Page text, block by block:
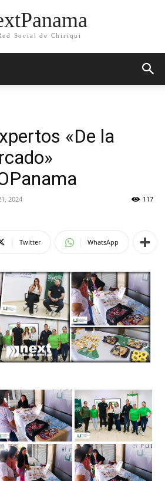
Social de Chiriqui
«De la
2024 117
Twitter WhatsApp